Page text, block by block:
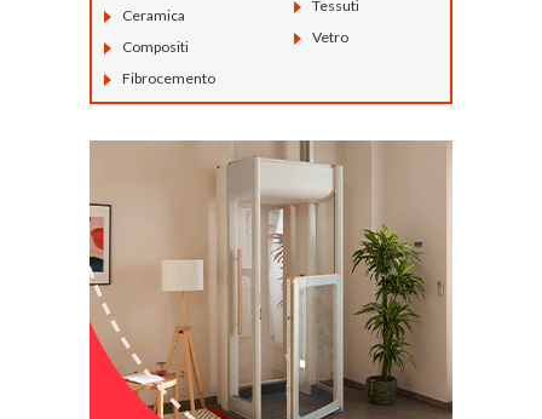
Ceramica
Compositi
Fibrocemento
Tessuti
Vetro